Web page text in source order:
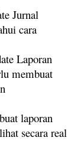
Jurnal
cara
Laporan
membuat
laporan
secara real